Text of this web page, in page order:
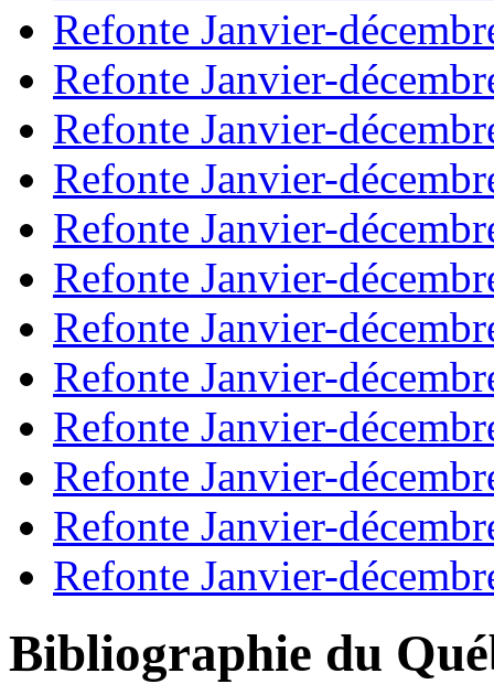
Refonte Janvier-
Refonte Janvier-
Refonte Janvier-
Refonte Janvier-
Refonte Janvier-
Refonte Janvier-
Refonte Janvier-
Refonte Janvier-
Refonte Janvier-
Refonte Janvier-
Refonte Janvier-
Refonte Janvier-
Bibliographie du